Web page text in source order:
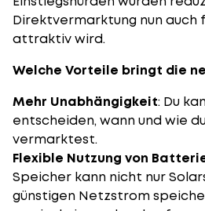
Direktvermarktung nun auch
attraktiv wird.
Welche Vorteile bringt die
Mehr Unabhängigkeit: Du
entscheiden, wann und wie
vermarktest.
Flexible Nutzung von
Speicher kann nicht nur
günstigen Netzstrom